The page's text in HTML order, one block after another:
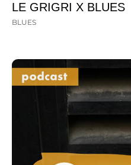
LE GRIGRI X BLUES
BLUES